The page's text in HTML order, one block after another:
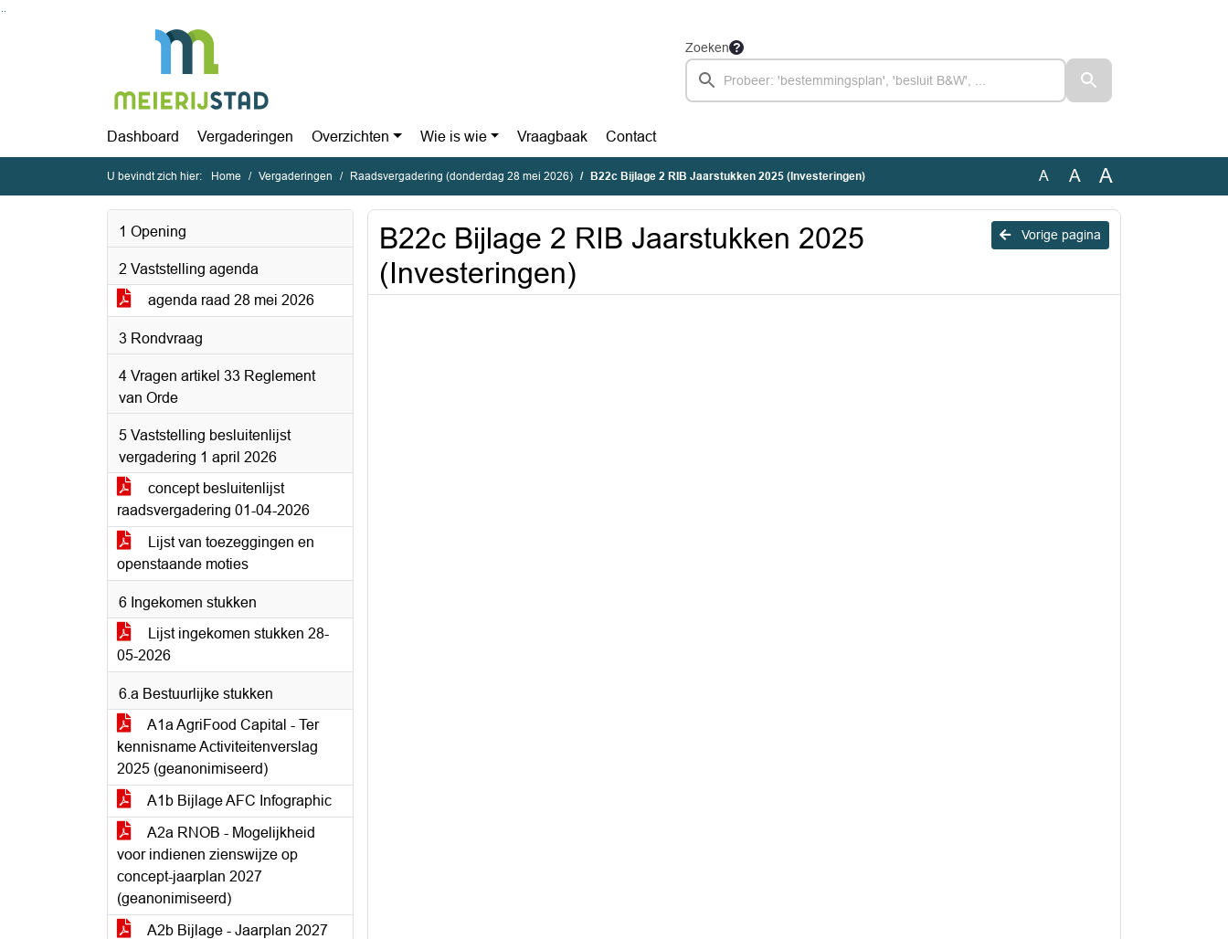
Zoeken
Dashboard Vergaderingen Overzichten Wie is wie Vraagbaak Contact
U bevindt zich hier: Home Vergaderingen Raadsvergadering (donderdag 28 mei 2026) B22c Bijlage 2 RIB Jaarstukken 2025 (Investeringen) A A A
1 Opening
2 Vaststelling agenda
agenda raad 28 mei 2026
3 Rondvraag
4 Vragen artikel 33 Reglement
van Orde
5 Vaststelling besluitenlijst
vergadering 1 april 2026
concept besluitenlijst
raadsvergadering 01-04-2026
Lijst van toezeggingen en
openstaande moties
6 Ingekomen stukken
Lijst ingekomen stukken 28-
05-2026
6.a Bestuurlijke stukken
A1a AgriFood Capital - Ter
kennisname Activiteitenverslag
2025 (geanonimiseerd)
A1b Bijlage AFC Infographic
A2a RNOB - Mogelijkheid
voor indienen zienswijze op
concept-jaarplan 2027
(geanonimiseerd)
A2b Bijlage - Jaarplan 2027
Vorige pagina
B22c Bijlage 2 RIB Jaarstukken 2025
(Investeringen)